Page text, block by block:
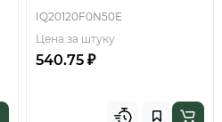
IQ20120F0N50E
Цена за штуку
540.75 ₽